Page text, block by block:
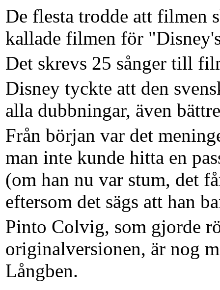
De flesta trodde att
kallade filmen för
Det skrevs 25 sånger till
Disney tyckte att den
alla dubbningar, även
Från början var det
man inte kunde hitta en
(om han nu var stum, det
eftersom det sägs att han
Pinto Colvig, som gjorde
originalversionen, är nog
Långben.